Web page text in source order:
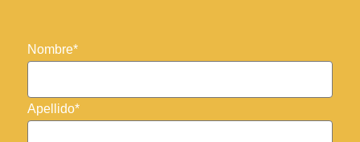
Nombre*
Apellido*